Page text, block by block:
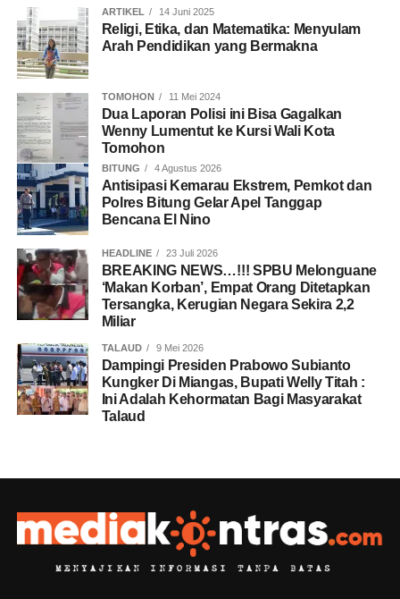
ARTIKEL 14 Juni 2025
Religi, Etika, dan Matematika: Menyulam
Arah Pendidikan yang Bermakna
TOMOHON 11 Mei 2024
Dua Laporan Polisi ini Bisa Gagalkan
Wenny Lumentut ke Kursi Wali Kota
Tomohon
BITUNG 4 Agustus 2026
Antisipasi Kemarau Ekstrem, Pemkot dan
Polres Bitung Gelar Apel Tanggap
Bencana El Nino
HEADLINE 23 Juli 2026
BREAKING NEWS…!!! SPBU Melonguane
‘Makan Korban’, Empat Orang Ditetapkan
Tersangka, Kerugian Negara Sekira 2,2
Miliar
TALAUD 9 Mei 2026
Dampingi Presiden Prabowo Subianto
Kungker Di Miangas, Bupati Welly Titah :
Ini Adalah Kehormatan Bagi Masyarakat
Talaud